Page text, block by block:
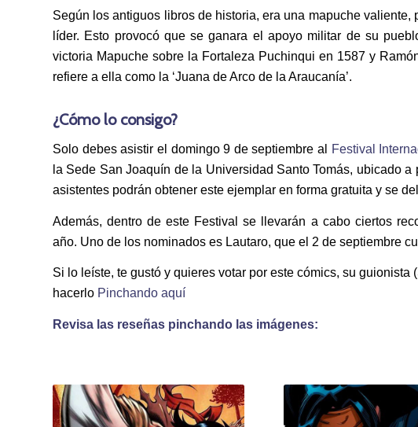
Según los antiguos libros de historia, era una mapuche
líder. Esto provocó que se ganara el apoyo militar de su
victoria Mapuche sobre la Fortaleza Puchinqui en 1587 y
refiere a ella como la ‘Juana de Arco de la Araucanía’.
¿Cómo lo consigo?
Solo debes asistir el domingo 9 de septiembre al Festival
la Sede San Joaquín de la Universidad Santo Tomás, ubicado
asistentes podrán obtener este ejemplar en forma gratuita y se
Además, dentro de este Festival se llevarán a cabo ciertos
año. Uno de los nominados es Lautaro, que el 2 de septiembre
Si lo leíste, te gustó y quieres votar por este cómics, su
hacerlo Pinchando aquí
Revisa las reseñas pinchando las imágenes: